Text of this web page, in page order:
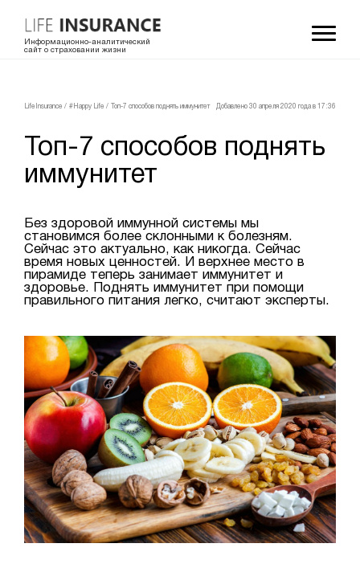
Информационно-аналитический
сайт о страховании жизни
LifeInsurance / #Happy Life / Топ-7 способов поднять иммунитет Добавлено 30 апреля 2020 года в 17:36
Топ-7 способов поднять
иммунитет
Без здоровой иммунной системы мы
становимся более склонными к болезням.
Сейчас это актуально, как никогда. Сейчас
время новых ценностей. И верхнее место в
пирамиде теперь занимает иммунитет и
здоровье. Поднять иммунитет при помощи
правильного питания легко, считают эксперты.